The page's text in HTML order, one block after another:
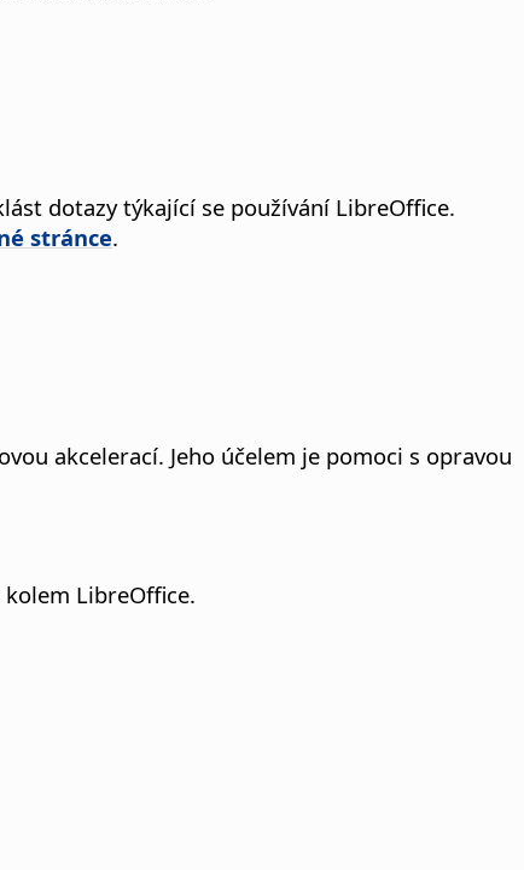
dotazy týkající se používání LibreOffice.
stránce.
akcelerací. Jeho účelem je pomoci s opravou
LibreOffice.